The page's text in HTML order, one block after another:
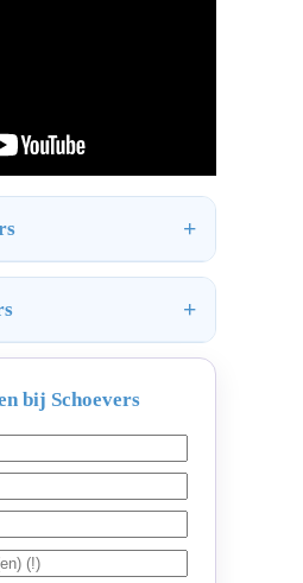
bij Schoevers